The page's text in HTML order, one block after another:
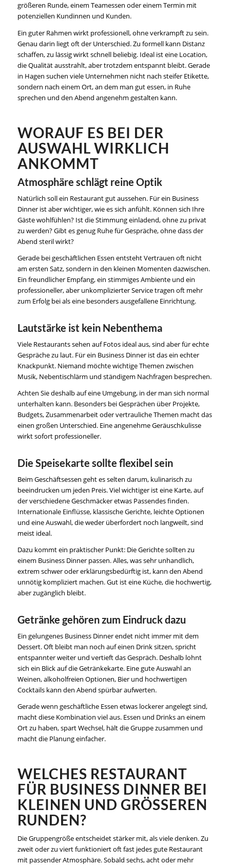
größeren Runde, einem Teamessen oder einem Termin mit
potenziellen Kundinnen und Kunden.
Ein guter Rahmen wirkt professionell, ohne verkrampft zu sein.
Genau darin liegt oft der Unterschied. Zu formell kann Distanz
schaffen, zu lässig wirkt schnell beliebig. Ideal ist eine Location,
die Qualität ausstrahlt, aber trotzdem entspannt bleibt. Gerade
in Hagen suchen viele Unternehmen nicht nach steifer Etikette,
sondern nach einem Ort, an dem man gut essen, in Ruhe
sprechen und den Abend angenehm gestalten kann.
WORAUF ES BEI DER
AUSWAHL WIRKLICH
ANKOMMT
Atmosphäre schlägt reine Optik
Natürlich soll ein Restaurant gut aussehen. Für ein Business
Dinner ist aber wichtiger, wie es sich anfühlt. Können sich Ihre
Gäste wohlfühlen? Ist die Stimmung einladend, ohne zu privat
zu werden? Gibt es genug Ruhe für Gespräche, ohne dass der
Abend steril wirkt?
Gerade bei geschäftlichen Essen entsteht Vertrauen oft nicht
am ersten Satz, sondern in den kleinen Momenten dazwischen.
Ein freundlicher Empfang, ein stimmiges Ambiente und ein
professioneller, aber unkomplizierter Service tragen oft mehr
zum Erfolg bei als eine besonders ausgefallene Einrichtung.
Lautstärke ist kein Nebenthema
Viele Restaurants sehen auf Fotos ideal aus, sind aber für echte
Gespräche zu laut. Für ein Business Dinner ist das ein echter
Knackpunkt. Niemand möchte wichtige Themen zwischen
Musik, Nebentischlärm und ständigem Nachfragen besprechen.
Achten Sie deshalb auf eine Umgebung, in der man sich normal
unterhalten kann. Besonders bei Gesprächen über Projekte,
Budgets, Zusammenarbeit oder vertrauliche Themen macht das
einen großen Unterschied. Eine angenehme Geräuschkulisse
wirkt sofort professioneller.
Die Speisekarte sollte flexibel sein
Beim Geschäftsessen geht es selten darum, kulinarisch zu
beeindrucken um jeden Preis. Viel wichtiger ist eine Karte, auf
der verschiedene Geschmäcker etwas Passendes finden.
Internationale Einflüsse, klassische Gerichte, leichte Optionen
und eine Auswahl, die weder überfordert noch langweilt, sind
meist ideal.
Dazu kommt ein praktischer Punkt: Die Gerichte sollten zu
einem Business Dinner passen. Alles, was sehr unhandlich,
extrem schwer oder erklärungsbedürftig ist, kann den Abend
unnötig kompliziert machen. Gut ist eine Küche, die hochwertig,
aber zugänglich bleibt.
Getränke gehören zum Eindruck dazu
Ein gelungenes Business Dinner endet nicht immer mit dem
Dessert. Oft bleibt man noch auf einen Drink sitzen, spricht
entspannter weiter und vertieft das Gespräch. Deshalb lohnt
sich ein Blick auf die Getränkekarte. Eine gute Auswahl an
Weinen, alkoholfreien Optionen, Bier und hochwertigen
Cocktailskann den Abend spürbar aufwerten.
Gerade wenn geschäftliche Essen etwas lockerer angelegt sind,
macht diese Kombination viel aus. Essen und Drinks an einem
Ort zu haben, spart Wechsel, hält die Gruppe zusammen und
macht die Planung einfacher.
WELCHES RESTAURANT
FÜR BUSINESS DINNER BEI
KLEINEN UND GRÖSSEREN R
UNDEN?
Die Gruppengröße entscheidet stärker mit, als viele denken. Zu
zweit oder zu viert funktioniert oft fast jedes gute Restaurant
mit passender Atmosphäre. Sobald sechs, acht oder mehr